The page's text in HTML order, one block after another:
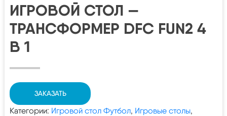
ИГРОВОЙ СТОЛ —
ТРАНСФОРМЕР DFC FUN2 4
В 1
ЗАКАЗАТЬ
Категории: Игровой стол Футбол, Игровые столы,